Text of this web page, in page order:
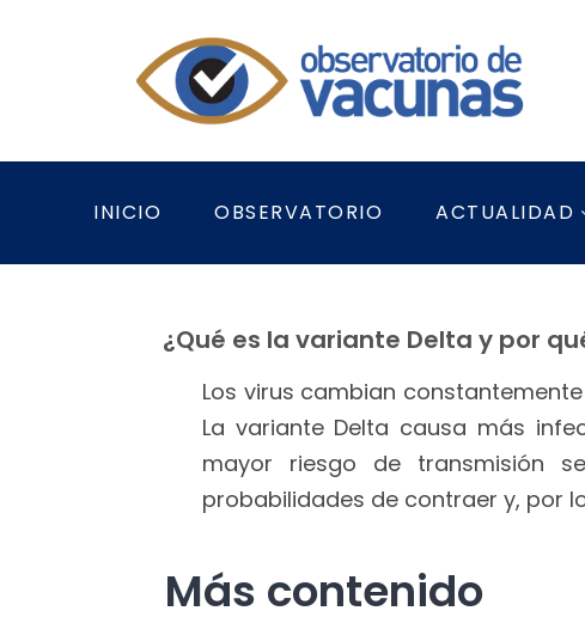
INICIO OBSERVATORIO ACTUALIDAD
¿Qué es la variante Delta y por
Los virus cambian
La variante Delta causa más
mayor riesgo de transmisión
probabilidades de contraer y, por
Más contenido